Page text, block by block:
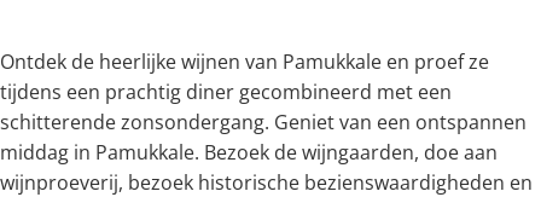
Ontdek de heerlijke wijnen van Pamukkale en proef ze
tijdens een prachtig diner gecombineerd met een
schitterende zonsondergang. Geniet van een ontspannen
middag in Pamukkale. Bezoek de wijngaarden, doe aan
wijnproeverij, bezoek historische bezienswaardigheden en